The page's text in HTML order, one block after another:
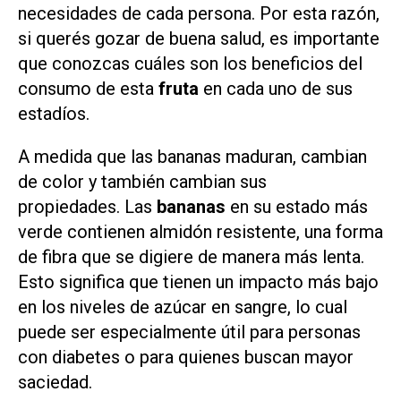
necesidades de cada persona. Por esta razón,
si querés gozar de buena salud, es importante
que conozcas cuáles son los beneficios del
consumo de esta fruta en cada uno de sus
estadíos.
A medida que las bananas maduran, cambian
de color y también cambian sus
propiedades. Las bananas en su estado más
verde contienen almidón resistente, una forma
de fibra que se digiere de manera más lenta.
Esto significa que tienen un impacto más bajo
en los niveles de azúcar en sangre, lo cual
puede ser especialmente útil para personas
con diabetes o para quienes buscan mayor
saciedad.